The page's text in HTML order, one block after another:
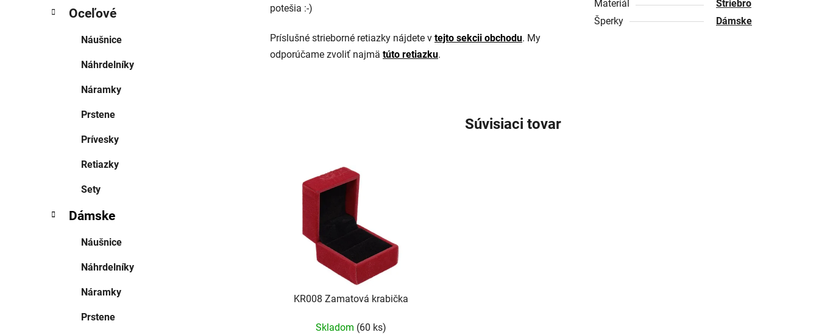
Oceľové
Náušnice
Náhrdelníky
Náramky
Prstene
Prívesky
Retiazky
Sety
Dámske
Náušnice
Náhrdelníky
Náramky
Prstene
potešia :-)
Príslušné strieborné retiazky nájdete v tejto sekcii obchodu. My
odporúčame zvoliť najmä túto retiazku.
Materiál
Striebro
Šperky
Dámske
Súvisiaci tovar
KR008 Zamatová krabička
Skladom (60 ks)